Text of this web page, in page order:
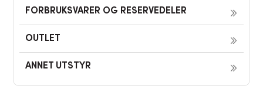
FORBRUKSVARER OG RESERVEDELER
OUTLET
ANNET UTSTYR